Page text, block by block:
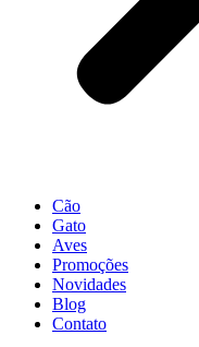
Cão
Gato
Aves
Promoções
Novidades
Blog
Contato